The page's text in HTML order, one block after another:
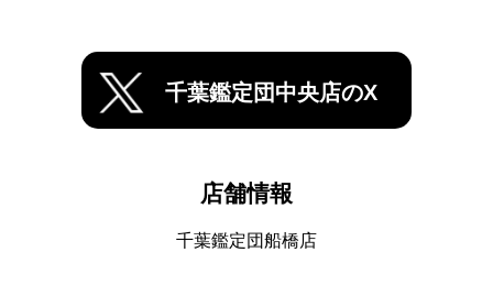
千葉鑑定団中央店のX
店舗情報
千葉鑑定団船橋店